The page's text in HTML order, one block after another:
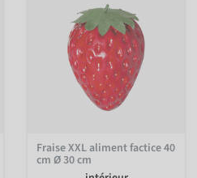
Fraise XXL aliment factice 40
cm Ø 30 cm